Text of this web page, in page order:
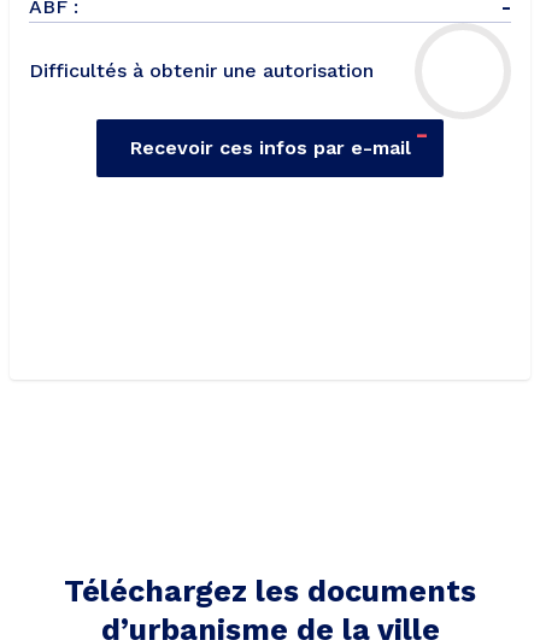
ABF : -
Difficultés à obtenir une autorisation
-
Recevoir ces infos par e-mail
Téléchargez les documents
d’urbanisme de la ville